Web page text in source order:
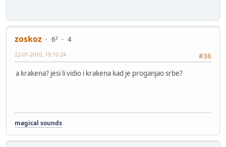
zoskoz 6²
4
#36
22-01-2010, 19:10:24
a krakena? jesi li vidio i krakena kad je proganjao srbe?
magical sounds